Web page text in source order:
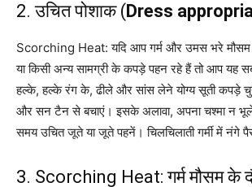
2. उचित पोशाक (Dress
Scorching Heat: यदि आप गर्म और उमस भरे मौसम
या किसी अन्य सामग्री के कपड़े पहन रहे हैं तो आप यह
हल्के, हल्के रंग के, ढीले और सांस लेने योग्य सूती कपड़े
और सन टैन से बचाएं। इसके अलावा, अपना चश्मा न
समय उचित जूते या जूते पहनें। चिलचिलाती गर्मी में नंगे
3. Scorching Heat: गर्म मौसम के